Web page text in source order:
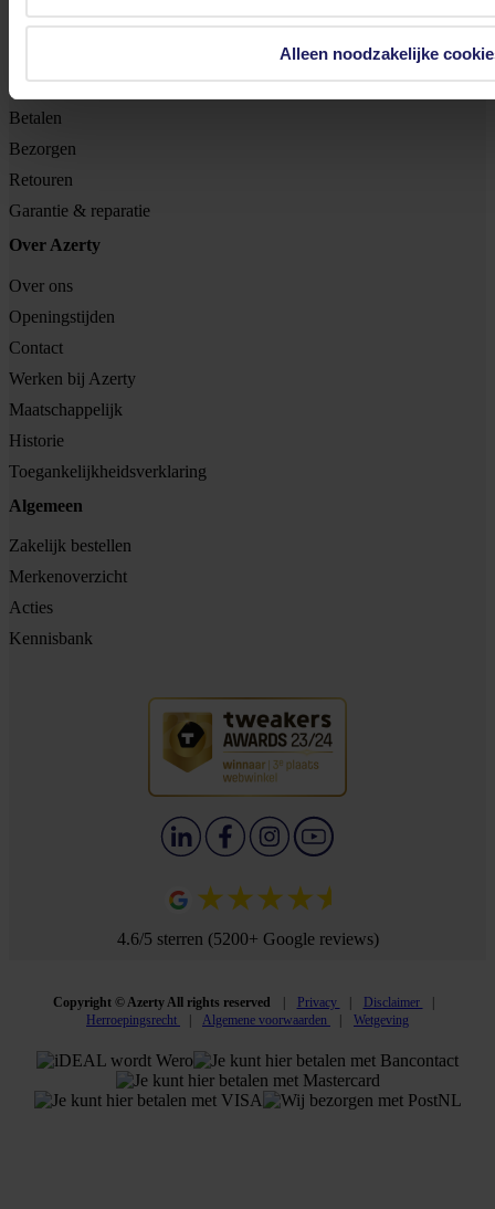
Alleen noodzakelijke
KvK nr: 55425437
Bestellen
Betalen
Bezorgen
Retouren
Garantie & reparatie
Over Azerty
Over ons
Openingstijden
Contact
Werken bij Azerty
Maatschappelijk
Historie
Toegankelijkheidsverklaring
Algemeen
Zakelijk bestellen
Merkenoverzicht
Acties
Kennisbank
4.6/5 sterren (5200+ Google reviews)
Copyright © Azerty All rights reserved Privacy
Disclaimer
Herroepingsrecht
Algemene voorwaarden Wetgeving